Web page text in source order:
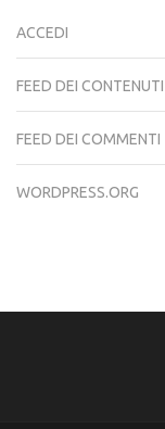
ACCEDI
FEED DEI CONTENUTI
FEED DEI COMMENTI
WORDPRESS.ORG